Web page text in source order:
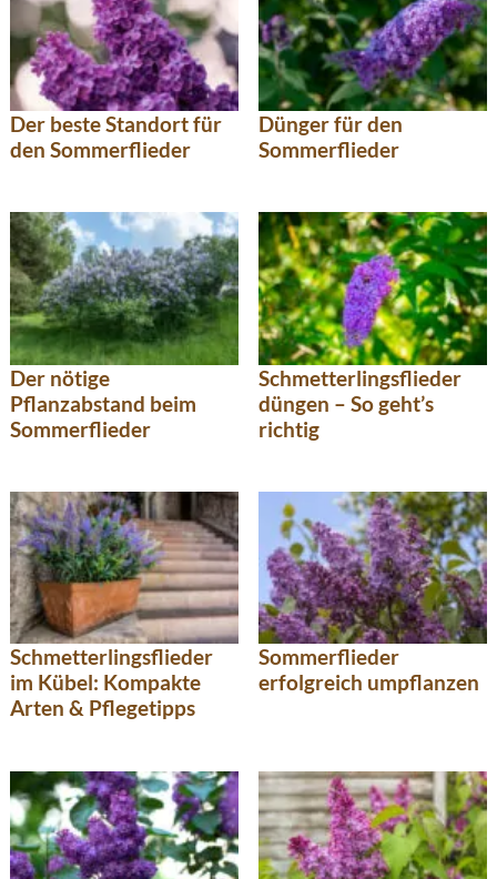
Der beste Standort für
den Sommerflieder
Dünger für den
Sommerflieder
Der nötige
Pflanzabstand beim
Sommerflieder
Schmetterlingsflieder
düngen – So geht’s
richtig
Schmetterlingsflieder
im Kübel: Kompakte
Arten & Pflegetipps
Sommerflieder
erfolgreich umpflanzen